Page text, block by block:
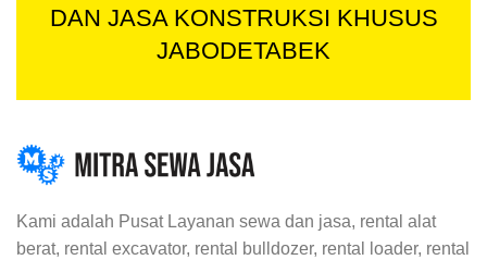
DAN JASA KONSTRUKSI KHUSUS
JABODETABEK
Kami adalah Pusat Layanan sewa dan jasa, rental alat
berat, rental excavator, rental bulldozer, rental loader, rental